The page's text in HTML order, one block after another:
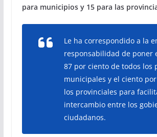
para municipios y 15 para las
Le ha correspondido a la
responsabilidad de poner
87 por ciento de todos los
municipales y el ciento
los provinciales para
intercambio entre los
ciudadanos.